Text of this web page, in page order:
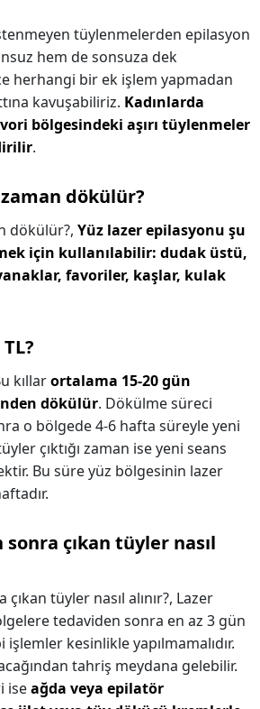
tüylenmelerden epilasyon
hem de sonsuza dek
herhangi bir ek işlem yapmadan
kavuşabiliriz. Kadınlarda
bölgesindeki aşırı tüylenmeler
.
zaman dökülür?
dökülür?, Yüz lazer epilasyonu şu
için kullanılabilir: dudak üstü,
favoriler, kaşlar, kulak
kıllarortalama 15-20 gün
dökülür. Dökülme süreci
o bölgede 4-6 hafta süreyle yeni
çıktığı zaman ise yeni seans
Bu süre yüz bölgesinin lazer
çıkan tüyler nasıl
tüyler nasıl alınır?, Lazer
tedaviden sonra en az 3 gün
kesinlikle yapılmamalıdır.
tahriş meydana gelebilir.
iseağda veya epilatör